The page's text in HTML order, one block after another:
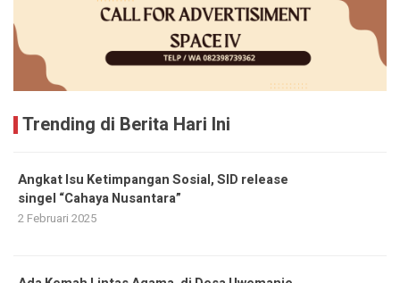
Trending di Berita Hari Ini
Angkat Isu Ketimpangan Sosial, SID release
singel “Cahaya Nusantara”
2 Februari 2025